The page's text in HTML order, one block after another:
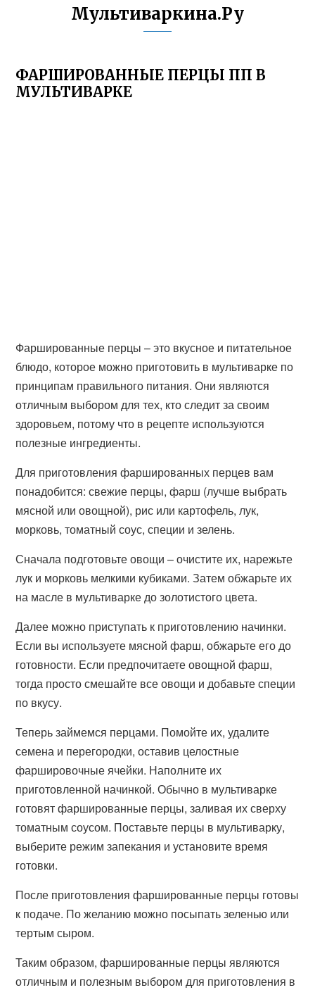
Мультиваркина.Ру
ФАРШИРОВАННЫЕ ПЕРЦЫ ПП В
МУЛЬТИВАРКЕ
Фаршированные перцы – это вкусное и питательное
блюдо, которое можно приготовить в мультиварке по
принципам правильного питания. Они являются
отличным выбором для тех, кто следит за своим
здоровьем, потому что в рецепте используются
полезные ингредиенты.
Для приготовления фаршированных перцев вам
понадобится: свежие перцы, фарш (лучше выбрать
мясной или овощной), рис или картофель, лук,
морковь, томатный соус, специи и зелень.
Сначала подготовьте овощи – очистите их, нарежьте
лук и морковь мелкими кубиками. Затем обжарьте их
на масле в мультиварке до золотистого цвета.
Далее можно приступать к приготовлению начинки.
Если вы используете мясной фарш, обжарьте его до
готовности. Если предпочитаете овощной фарш,
тогда просто смешайте все овощи и добавьте специи
по вкусу.
Теперь займемся перцами. Помойте их, удалите
семена и перегородки, оставив целостные
фаршировочные ячейки. Наполните их
приготовленной начинкой. Обычно в мультиварке
готовят фаршированные перцы, заливая их сверху
томатным соусом. Поставьте перцы в мультиварку,
выберите режим запекания и установите время
готовки.
После приготовления фаршированные перцы готовы
к подаче. По желанию можно посыпать зеленью или
тертым сыром.
Таким образом, фаршированные перцы являются
отличным и полезным выбором для приготовления в